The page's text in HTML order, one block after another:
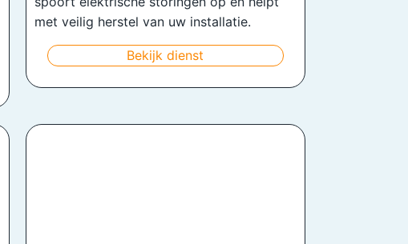
met veilig herstel van uw installatie.
Bekijk dienst